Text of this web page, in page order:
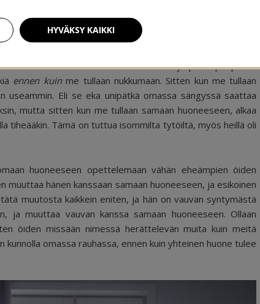
nukkua aavistuksen rauhallisemmin ja pidempiä pätkiä
ennen kuinme tullaan nukkumaan. Sitten kun me tullaan
useammin. Eli se eka unipätkä omassa sängyssä saattaa
mutta sitten kun me tullaan samaan huoneeseen, alkaa
tiheääkin. Tämä on tuttua isommilta tytöiltä, myös heillä oli
huoneeseen opettelemaan vähän eheämpien öiden
muuttaa hänen kanssaan samaan huoneeseen, ja esikoinen
muutosta kaikkein eniten, ja hän on vauvan syntymästä
muuttaa vauvan kanssa samaan huoneeseen. Ollaan
öiden missään nimessä herättelevän muita kuin meitä
omassa rauhassa, ennen kuin yhteinen huone tulee
HYVÄKSY KAIKKI